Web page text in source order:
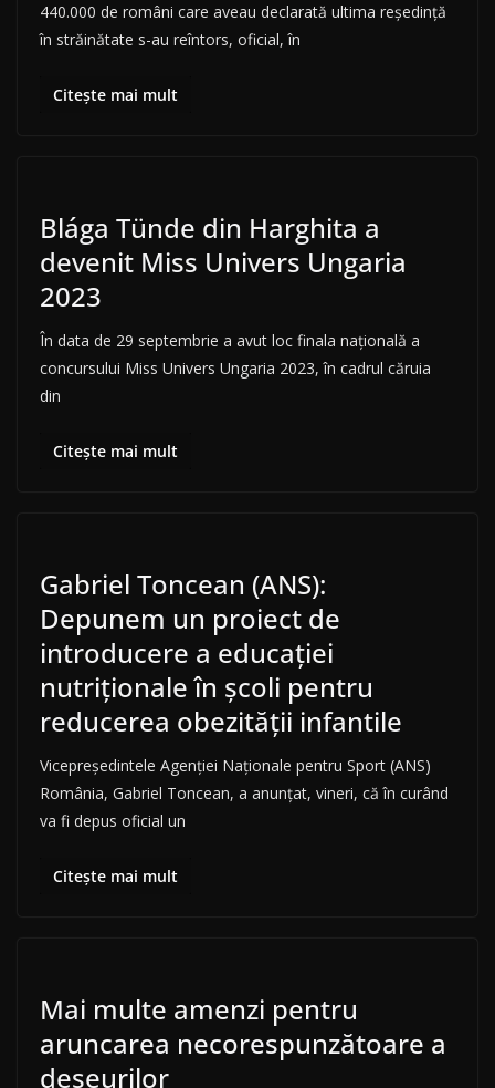
440.000 de români care aveau declarată ultima reședință
în străinătate s-au reîntors, oficial, în
Citește mai mult
Blága Tünde din Harghita a
devenit Miss Univers Ungaria
2023
În data de 29 septembrie a avut loc finala națională a
concursului Miss Univers Ungaria 2023, în cadrul căruia
din
Citește mai mult
Gabriel Toncean (ANS):
Depunem un proiect de
introducere a educaţiei
nutriţionale în şcoli pentru
reducerea obezităţii infantile
Vicepreşedintele Agenţiei Naţionale pentru Sport (ANS)
România, Gabriel Toncean, a anunţat, vineri, că în curând
va fi depus oficial un
Citește mai mult
Mai multe amenzi pentru
aruncarea necorespunzătoare a
deșeurilor